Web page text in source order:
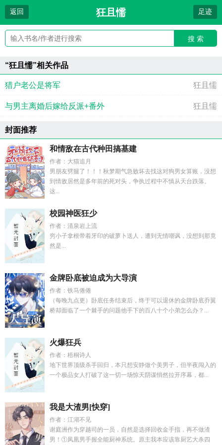
返回 狂且懦 足迹
搜 索
“狂且懦”相关作品
猎户老公是将军 狂且懦
与男主离婚后嫁给反派+番外 狂且懦
封面推荐
和情敌在古代种田搞基建
作者：大猫追月
男朋友劈腿了！！！秋梦期气急败坏去找这对狗男女算账，没想
到情敌居然是多年前的死对头，争执过程中不慎从天台跌落。
这...
校园神医狂少
作者：清泉岩上流
穷小子拿根带着牙印的破萝卜送人，遭到无情嘲讽，没想到那竟
然是...
金牌卧底被迫成为大导演
作者：铁马倦倦
（每晚九点更）卧底任务结束后，终于可以退休的金牌卧底乔翼
桥却面临了一个棘手的问题他手下的百八十个小弟怎么办？...
火爆狂兵
作者：梧桐诗人
地下世界顶级杀手回归，本只想安静做个美男子，但半夜闯入的
一个极品女人打破了这一切一场惊天阴谋悄然拉开序幕，都...
我是大渣男[快穿]
作者：江湖不见
谢庭洲作为穿越司的一员，自然是选择回收金手指，再不做渣
男！①凤凰男手握全能厨神系统。原主我本应该靠厨艺大杀四